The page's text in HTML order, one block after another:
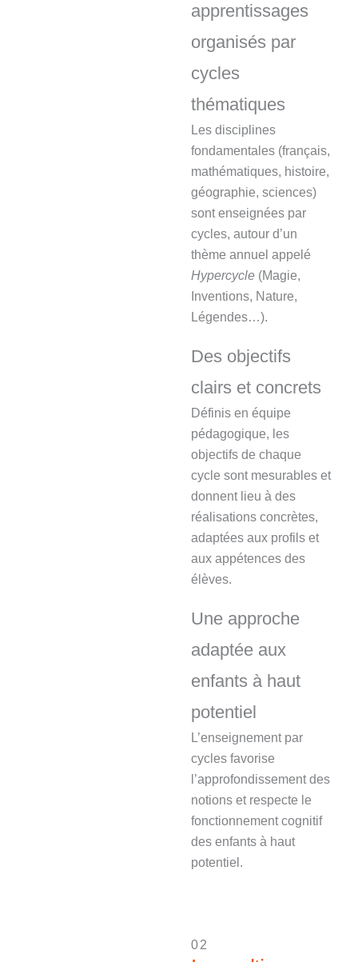
apprentissages
organisés par
cycles
thématiques
Les disciplines
fondamentales (français,
mathématiques, histoire,
géographie, sciences)
sont enseignées par
cycles, autour d’un
thème annuel appelé
Hypercycle(Magie,
Inventions, Nature,
Légendes…).
Des objectifs
clairs et concrets
Définis en équipe
pédagogique, les
objectifs de chaque
cycle sont mesurables et
donnent lieu à des
réalisations concrètes,
adaptées aux profils et
aux appétences des
élèves.
Une approche
adaptée aux
enfants à haut
potentiel
L’enseignement par
cycles favorise
l’approfondissement des
notions et respecte le
fonctionnement cognitif
des enfants à haut
potentiel.
02